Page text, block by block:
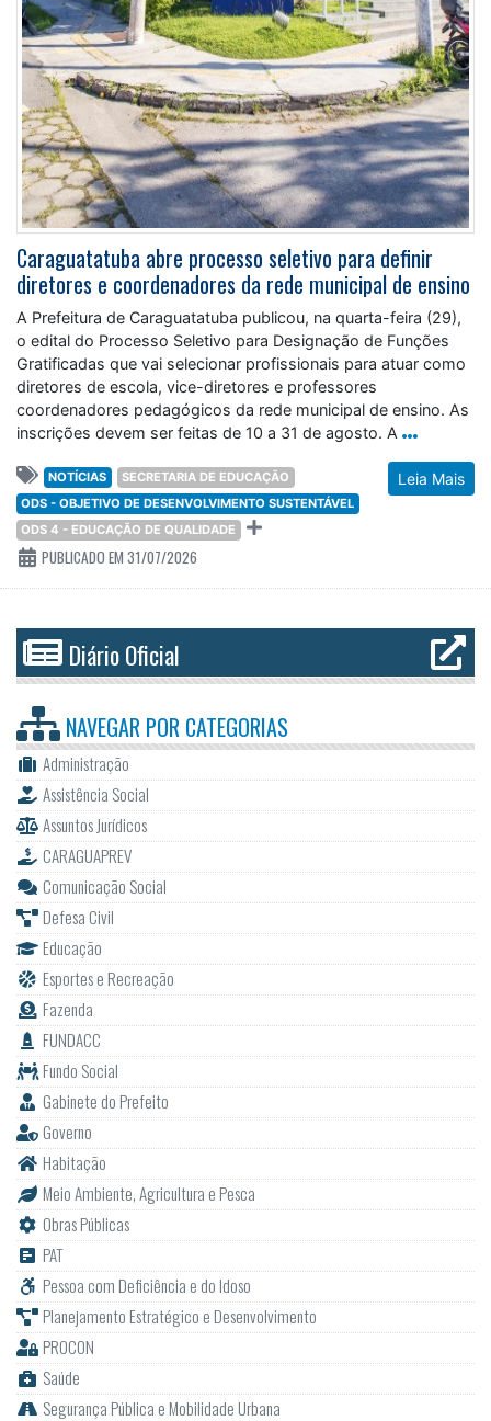
Caraguatatuba abre processo seletivo para definir
diretores e coordenadores da rede municipal de ensino
A Prefeitura de Caraguatatuba publicou, na quarta-feira (29),
o edital do Processo Seletivo para Designação de Funções
Gratificadas que vai selecionar profissionais para atuar como
diretores de escola, vice-diretores e professores
coordenadores pedagógicos da rede municipal de ensino. As
inscrições devem ser feitas de 10 a 31 de agosto. A
Leia Mais
NOTÍCIAS
SECRETARIA DE EDUCAÇÃO
ODS - OBJETIVO DE DESENVOLVIMENTO SUSTENTÁVEL
ODS 4 - EDUCAÇÃO DE QUALIDADE
PUBLICADO EM 31/07/2026
Diário Oficial
NAVEGAR POR CATEGORIAS
Administração
Assistência Social
Assuntos Jurídicos
CARAGUAPREV
Comunicação Social
Defesa Civil
Educação
Esportes e Recreação
Fazenda
FUNDACC
Fundo Social
Gabinete do Prefeito
Governo
Habitação
Meio Ambiente, Agricultura e Pesca
Obras Públicas
PAT
Pessoa com Deficiência e do Idoso
Planejamento Estratégico e Desenvolvimento
PROCON
Saúde
Segurança Pública e Mobilidade Urbana